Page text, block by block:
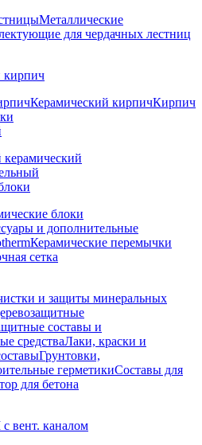
Металлические
для чердачных лестниц
Керамический кирпичКирпич
блоки
и дополнительные
Керамические перемычки
сетка
и защиты минеральных
составы и
средстваЛаки, краски и
Грунтовки,
герметикиСоставы для
для бетона
вент. каналом